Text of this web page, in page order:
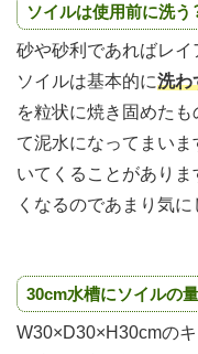
ソイルは使用前に洗う
砂や砂利であればレイ
ソイルは基本的に洗わ
を粒状に焼き固めたも
て泥水になってまい
いてくることがありま
くなるのであまり気に
30cm水槽にソイルの
W30×D30×H30cmの